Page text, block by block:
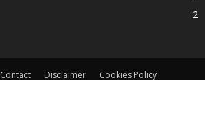
2
Contact Disclaimer
Cookies Policy